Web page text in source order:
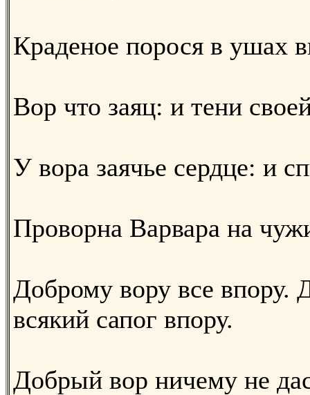
Краденое порося в ушах
Вор что заяц: и тени
У вора заячье сердце: и
Проворна Варвара на
Доброму вору все впору.
всякий сапог впору.
Добрый вор ничему не